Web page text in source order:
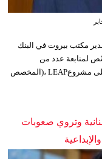
مكتب بيروت في البنك
لمتابعة عدد من
المشاريع قيد التنفيذ، وجرى التركيز بشكل خاص على مشروعLEAP ،(المخصص
وتروي صعوبات